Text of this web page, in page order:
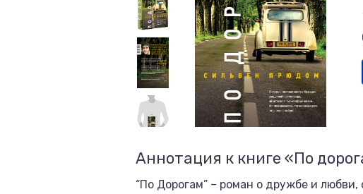
Аннотация к книге «По
“По Дорогам” – роман о дружбе и